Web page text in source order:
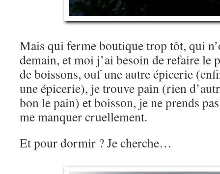
Mais qui ferme boutique trop tôt, qui
demain, et moi j’ai besoin de refaire le
de boissons, ouf une autre épicerie
une épicerie), je trouve pain (rien
bon le pain) et boisson, je ne prends
me manquer cruellement.
Et pour dormir ? Je cherche…